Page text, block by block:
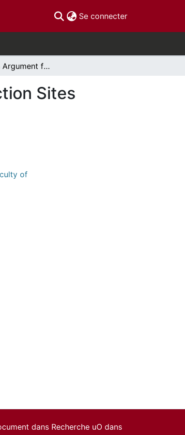
Se connecter(current)
A Utilitarian Argument for the Operation of Safe Injection Sites
Sites
of
dans Recherche uO dans